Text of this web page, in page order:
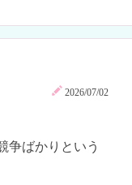
2026/07/02
争ばかりという